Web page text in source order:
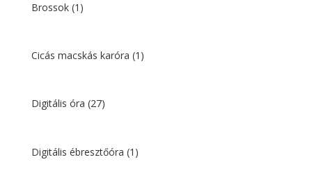
Brossok (1)
Cicás macskás karóra (1)
Digitális óra (27)
Digitális ébresztőóra (1)